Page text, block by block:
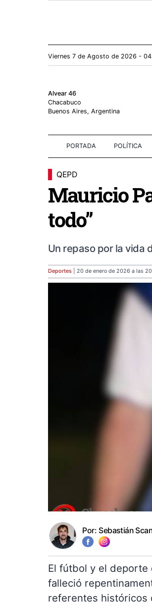
Viernes 7 de Agosto de 2026 -
Alvear 46
Chacabuco
Buenos Aires, Argentina
PORTADA POLÍTICA
QEPD
Mauricio
todo”
Un repaso por la vida
Deportes | 20 de enero de 2026 a las
Por: Sebastián
El fútbol y el deporte
falleció
referentes históricos